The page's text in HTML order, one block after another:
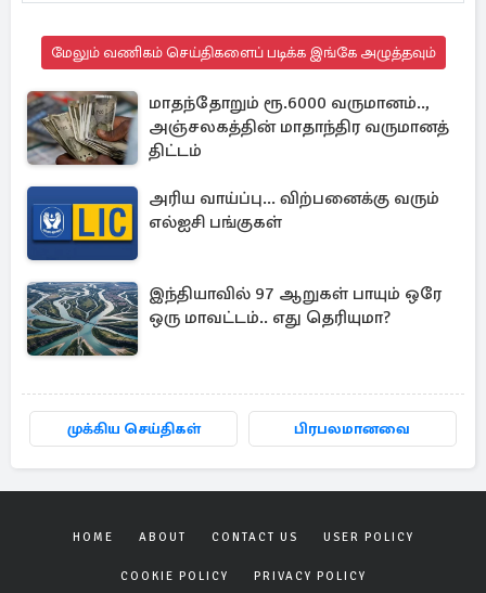
மேலும் வணிகம் செய்திகளைப் படிக்க இங்கே அழுத்தவும்
மாதந்தோறும் ரூ.6000 வருமானம்..,
அஞ்சலகத்தின் மாதாந்திர வருமானத்
திட்டம்
அரிய வாய்ப்பு... விற்பனைக்கு வரும்
எல்ஐசி பங்குகள்
இந்தியாவில் 97 ஆறுகள் பாயும் ஒரே
ஒரு மாவட்டம்.. எது தெரியுமா?
முக்கிய செய்திகள் பிரபலமானவை
HOME ABOUT CONTACT US USER POLICY
COOKIE POLICY PRIVACY POLICY